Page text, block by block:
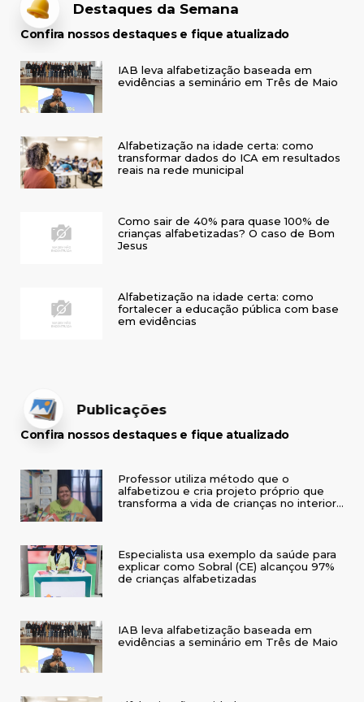
Destaques da Semana
Confira nossos destaques e fique atualizado
IAB leva alfabetização baseada em
evidências a seminário em Três de Maio
Alfabetização na idade certa: como
transformar dados do ICA em resultados
reais na rede municipal
Como sair de 40% para quase 100% de
crianças alfabetizadas? O caso de Bom
Jesus
Alfabetização na idade certa: como
fortalecer a educação pública com base
em evidências
Publicações
Confira nossos destaques e fique atualizado
alfabetizou e cria projeto próprio que
transforma a vida de crianças no interior
do RS
explicar como Sobral (CE) alcançou 97%
de crianças alfabetizadas
evidências a seminário em Três de Maio